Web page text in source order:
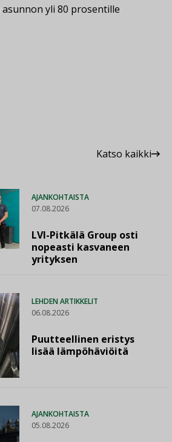
yli 80 prosentille
Katso kaikki
AJANKOHTAISTA
07.08.2026
LVI-Pitkälä Group osti
nopeasti kasvaneen
yrityksen
LEHDEN ARTIKKELIT
06.08.2026
Puutteellinen eristys
lisää lämpöhäviöitä
AJANKOHTAISTA
05.08.2026